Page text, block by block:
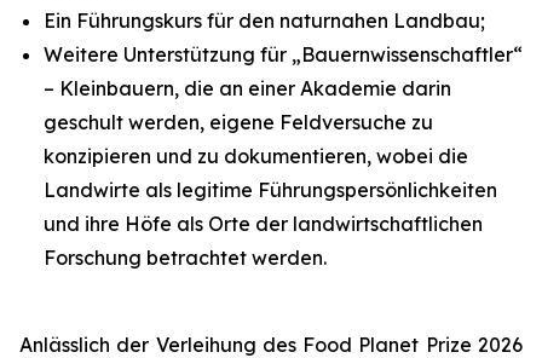
Ein Führungskurs für den naturnahen Landbau;
Weitere Unterstützung für „Bauernwissenschaftler“
– Kleinbauern, die an einer Akademie darin
geschult werden, eigene Feldversuche zu
konzipieren und zu dokumentieren, wobei die
Landwirte als legitime Führungspersönlichkeiten
und ihre Höfe als Orte der landwirtschaftlichen
Forschung betrachtet werden.
Anlässlich der Verleihung des Food Planet Prize 2026